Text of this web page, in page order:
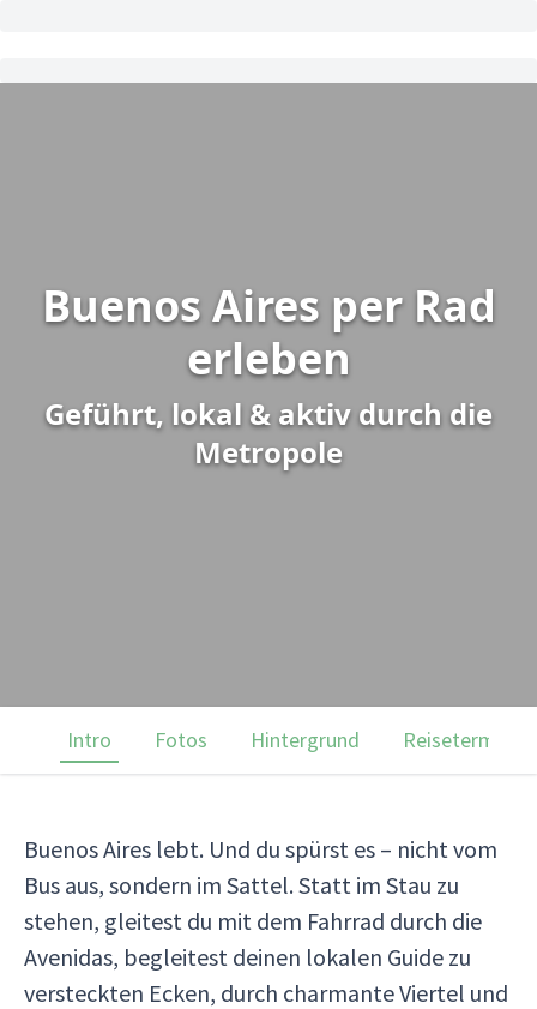
Buenos Aires per Rad
erleben
Geführt, lokal & aktiv durch die
Metropole
Intro Fotos Hintergrund Reisetermine
Buenos Aires lebt. Und du spürst es – nicht vom
Bus aus, sondern im Sattel. Statt im Stau zu
stehen, gleitest du mit dem Fahrrad durch die
Avenidas, begleitest deinen lokalen Guide zu
versteckten Ecken, durch charmante Viertel und